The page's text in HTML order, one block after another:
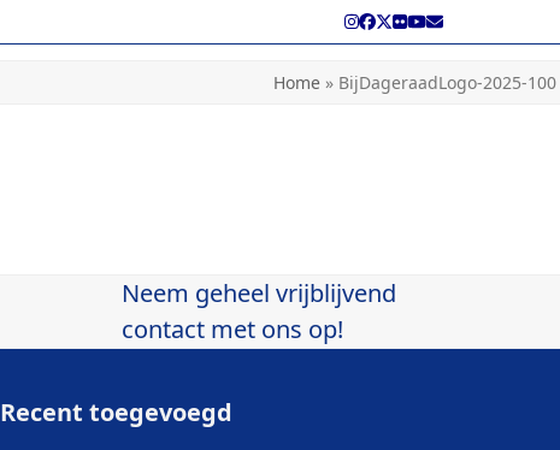
Instagram
Facebook
Twitter
Flickr
YouTube
E-
mail
Home » BijDageraadLogo-2025-100
Neem geheel vrijblijvend
contact met ons op!
Recent toegevoegd